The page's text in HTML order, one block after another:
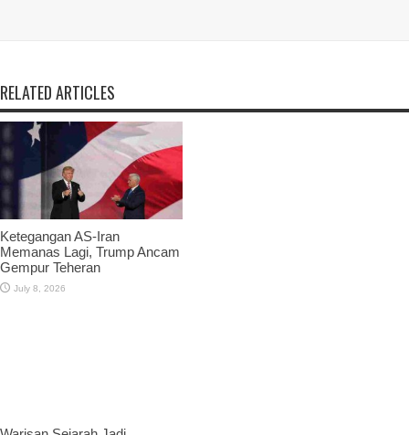
RELATED ARTICLES
Ketegangan AS-Iran
Memanas Lagi, Trump Ancam
Gempur Teheran
July 8, 2026